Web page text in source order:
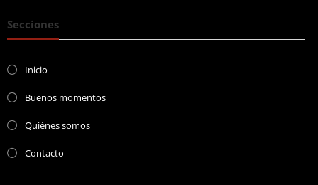
Secciones
Inicio
Buenos momentos
Quiénes somos
Contacto